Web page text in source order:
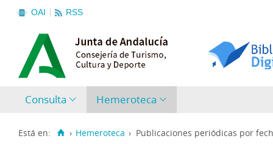
OAI RSS
Consulta Hemeroteca
Está en: › Hemeroteca › Publicaciones periódicas por